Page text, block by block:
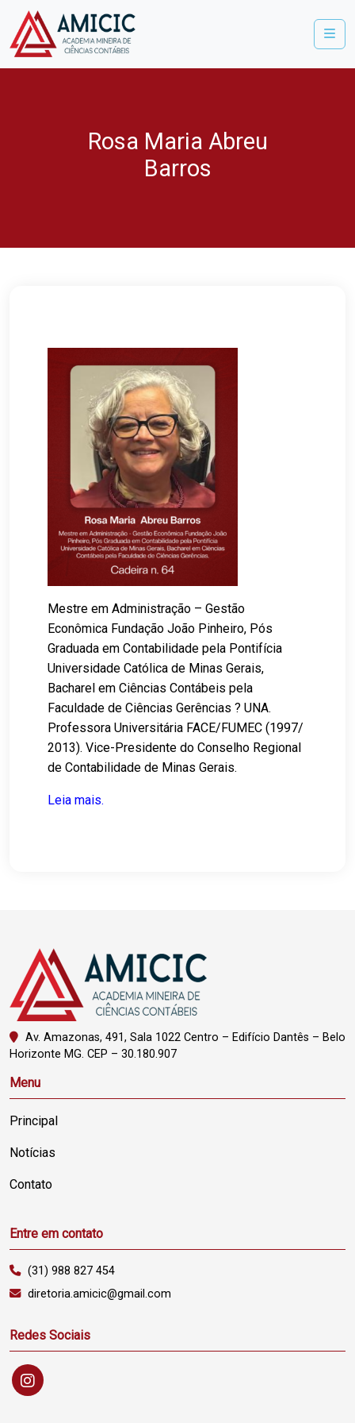
Rosa Maria Abreu
Barros
Mestre em Administração – Gestão
Econômica Fundação João Pinheiro, Pós
Graduada em Contabilidade pela Pontifícia
Universidade Católica de Minas Gerais,
Bacharel em Ciências Contábeis pela
Faculdade de Ciências Gerências ? UNA.
Professora Universitária FACE/FUMEC (1997/
2013). Vice-Presidente do Conselho Regional
de Contabilidade de Minas Gerais.
Leia mais.
Av. Amazonas, 491, Sala 1022 Centro – Edifício Dantês – Belo
Horizonte MG. CEP – 30.180.907
Menu
Principal
Notícias
Contato
Entre em contato
(31) 988 827 454
diretoria.amicic@gmail.com
Redes Sociais